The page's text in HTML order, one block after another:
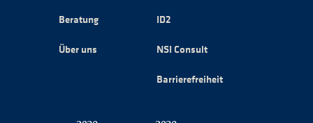
Beratung
Über uns
ID2
NSI Consult
Barrierefreiheit